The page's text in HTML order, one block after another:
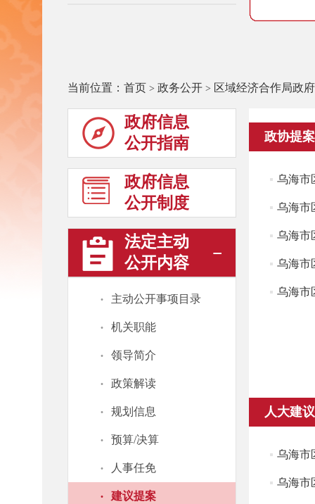
当前位置： 首页 > 政务公开 > 区域经济合作局政
政府信息
公开指南
政府信息
公开制度
法定主动
公开内容
· 主动公开事项目录
· 机关职能
· 领导简介
· 政策解读
· 规划信息
· 预算/决算
· 人事任免
· 建议提案
政协提案
乌海市
乌海市
乌海市
乌海市
乌海市
人大建议
乌海市
乌海市